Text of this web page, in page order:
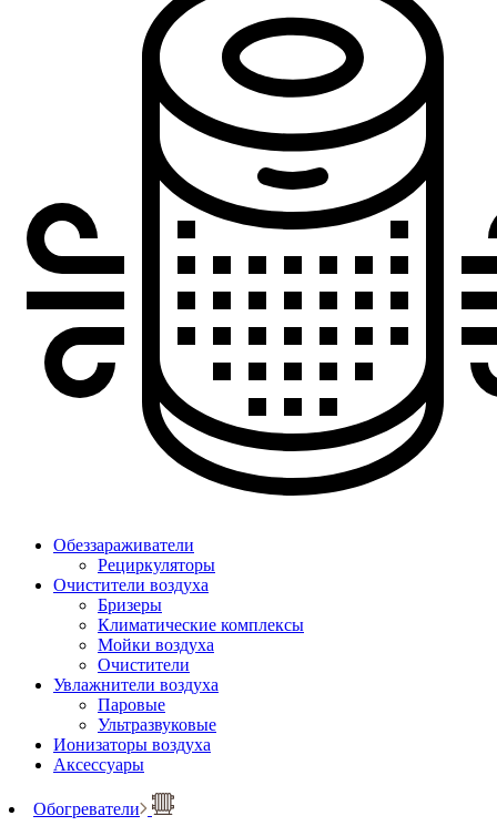
Обеззараживатели
Рециркуляторы
Очистители воздуха
Бризеры
Климатические комплексы
Мойки воздуха
Очистители
Увлажнители воздуха
Паровые
Ультразвуковые
Ионизаторы воздуха
Аксессуары
Обогреватели